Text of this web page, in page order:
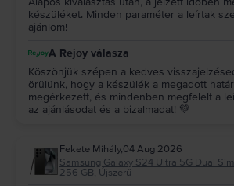
készüléket. Minden paraméter a leírtak
ajánlom!
A Rejoy válasza
Köszönjük szépen a kedves
örülünk, hogy a készülék a megadott
megérkezett, és mindenben megfelelt a
az ajánlásodat és a bizalmadat! 💚
Fekete Mihály,04 Aug 2026
Samsung Galaxy S24 Ultra 5G Dual
256 GB, Újszerű